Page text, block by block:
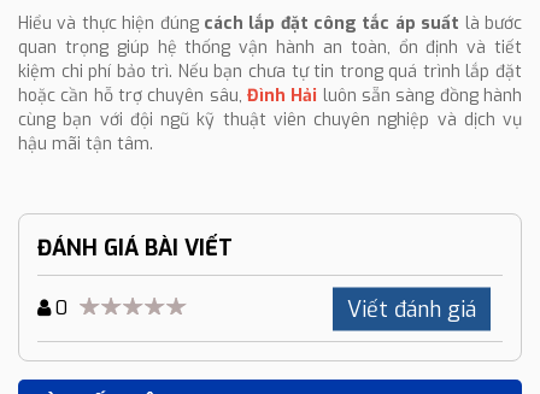
Hiểu và thực hiện đúng cách lắp đặt công tắc áp suất là bước
quan trọng giúp hệ thống vận hành an toàn, ổn định và tiết
kiệm chi phí bảo trì. Nếu bạn chưa tự tin trong quá trình lắp đặt
hoặc cần hỗ trợ chuyên sâu, Đình Hải luôn sẵn sàng đồng hành
cùng bạn với đội ngũ kỹ thuật viên chuyên nghiệp và dịch vụ
hậu mãi tận tâm.
ĐÁNH GIÁ BÀI VIẾT
0 Viết đánh giá